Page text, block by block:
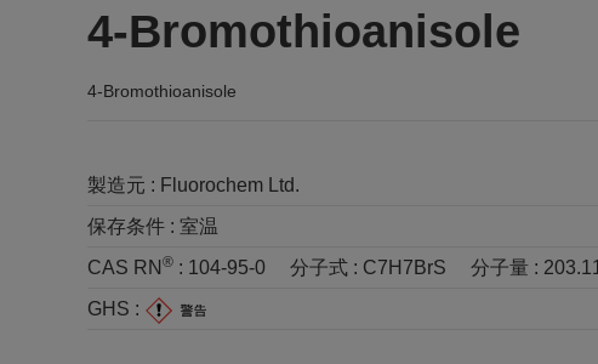
4-Bromothioanisole
4-Bromothioanisole
製造元 : Fluorochem Ltd.
保存条件 : 室温
CAS RN ® : 104-95-0 分子式 : C7H7BrS 分子量 : 203.11
GHS :